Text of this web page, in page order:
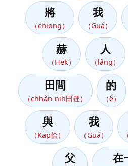
將
（chiong）
我
（Guá）
赫
（Hek）
人
（lâng）
田間
（chhân-nih田裡）
的
（ê）
與
（Kap佮）
我
（Guá）
父 在